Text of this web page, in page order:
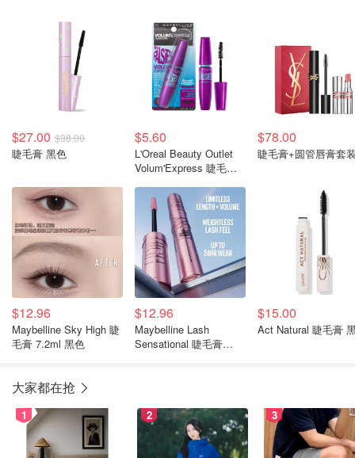
$27.00 $38.00
睫毛膏 黑色
$5.60
L'Oreal Beauty Outlet
Volum'Express 睫毛膏
$78.00
睫毛膏+圆管唇膏套
$12.96
Maybelline Sky High 睫
毛膏 7.2ml 黑色
$12.96
Maybelline Lash
Sensational 睫毛膏
$15.00
Act Natural 睫毛膏
大家都在抢
1 2 3